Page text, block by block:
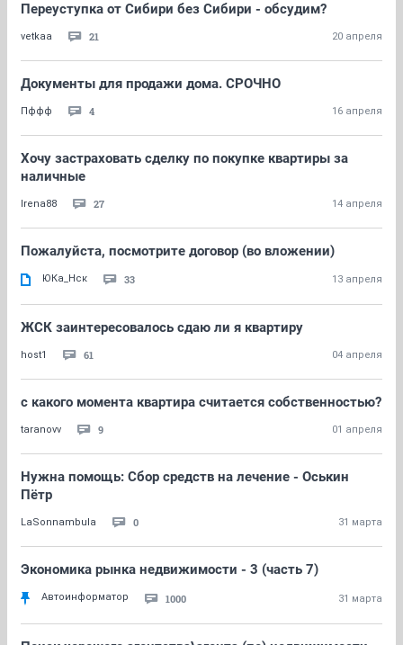
Переуступка от Сибири без Сибири - обсудим?
vetkaa 21 20 апреля
Документы для продажи дома. СРОЧНО
Пффф 4 16 апреля
Хочу застраховать сделку по покупке квартиры за
наличные
Irena88 27 14 апреля
Пожалуйста, посмотрите договор (во вложении)
ЮКа_Нск 33 13 апреля
ЖСК заинтересовалось сдаю ли я квартиру
host1 61 04 апреля
с какого момента квартира считается собственностью?
taranovv 9 01 апреля
Нужна помощь: Сбор средств на лечение - Оськин
Пётр
LaSonnambula 0 31 марта
Экономика рынка недвижимости - 3 (часть 7)
Автоинформатор 1000 31 марта